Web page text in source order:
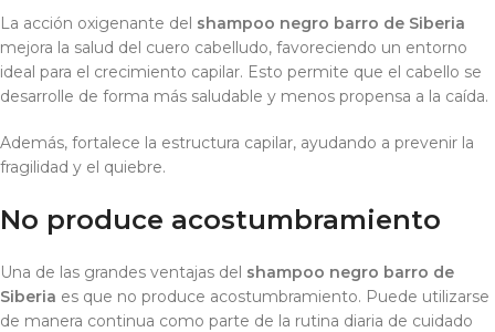
La acción oxigenante del shampoo negro barro de Siberia
mejora la salud del cuero cabelludo, favoreciendo un entorno
ideal para el crecimiento capilar. Esto permite que el cabello se
desarrolle de forma más saludable y menos propensa a la caída.
Además, fortalece la estructura capilar, ayudando a prevenir la
fragilidad y el quiebre.
No produce acostumbramiento
Una de las grandes ventajas del shampoo negro barro de
Siberia es que no produce acostumbramiento. Puede utilizarse
de manera continua como parte de la rutina diaria de cuidado